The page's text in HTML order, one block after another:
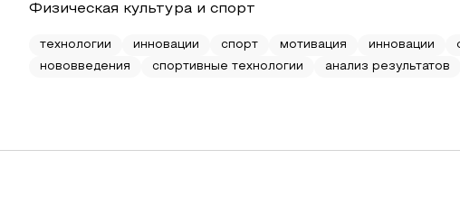
Физическая культура и спорт
технологии инновации спорт мотивация инновации
нововведения
спортивные технологии анализ результатов